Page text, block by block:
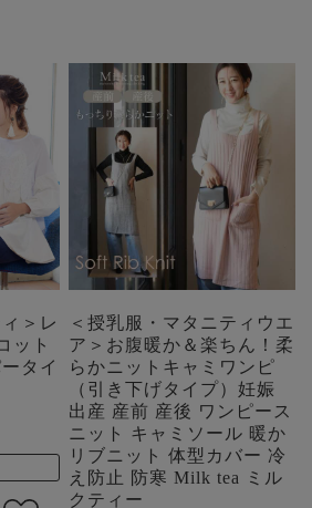
＞レ
ット
タイ
＜授乳服・マタニティウエ
ア＞お腹暖か＆楽ちん！柔
らかニットキャミワンピ
（引き下げタイプ）妊娠
出産 産前 産後 ワンピース
ニット キャミソール 暖か
リブニット 体型カバー 冷
え防止 防寒 Milk tea ミル
クティー